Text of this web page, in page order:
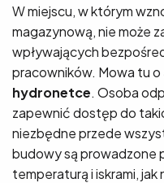
W miejscu, w którym
magazynową, nie może
wpływających
pracowników. Mowa tu o
hydronetce. Osoba
zapewnić dostęp do
niezbędne przede
budowy są prowadzone
temperaturą i iskrami, jak